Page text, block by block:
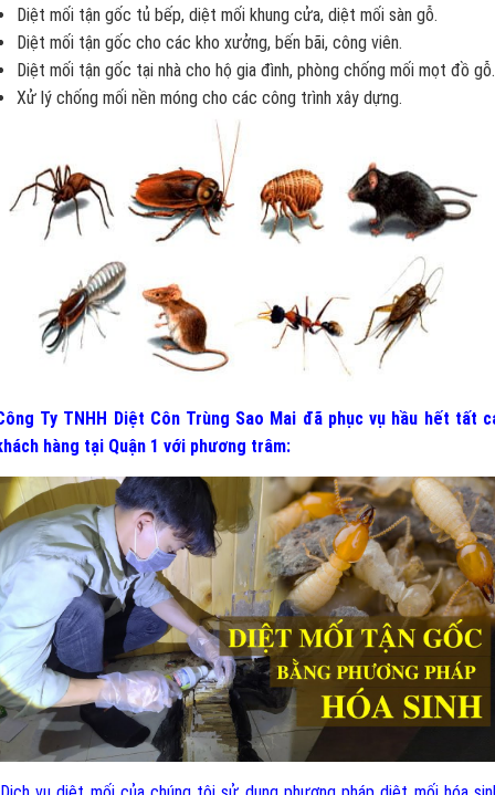
Diệt mối tận gốc tủ bếp, diệt mối khung cửa, diệt mối sàn gỗ.
Diệt mối tận gốc cho các kho xưởng, bến bãi, công viên.
Diệt mối tận gốc tại nhà cho hộ gia đình, phòng chống mối mọt đồ gỗ.
Xử lý chống mối nền móng cho các công trình xây dựng.
Ty TNHH Diệt Côn Trùng Sao Mai đã phục vụ hầu hết tất
hàng tại Quận 1 với phương trâm: